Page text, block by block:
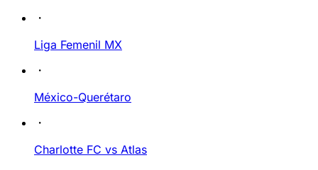
Liga Femenil MX
México-Querétaro
Charlotte FC vs Atlas